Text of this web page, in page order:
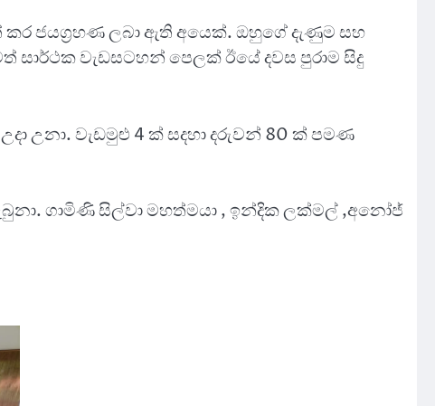
කර ජයග්‍රහණ ලබා ඇති අයෙක්. ඔහුගේ දැණුම සහ
වැඩසටහන් පෙලක් ඊයේ දවස පුරාම සිදු
උනා. වැඩමුළු 4 ක් සදහා දරුවන් 80 ක් පමණ
ගාමිණි සිල්වා මහත්මයා , ඉන්දික ලක්මල් ,අනෝජ්